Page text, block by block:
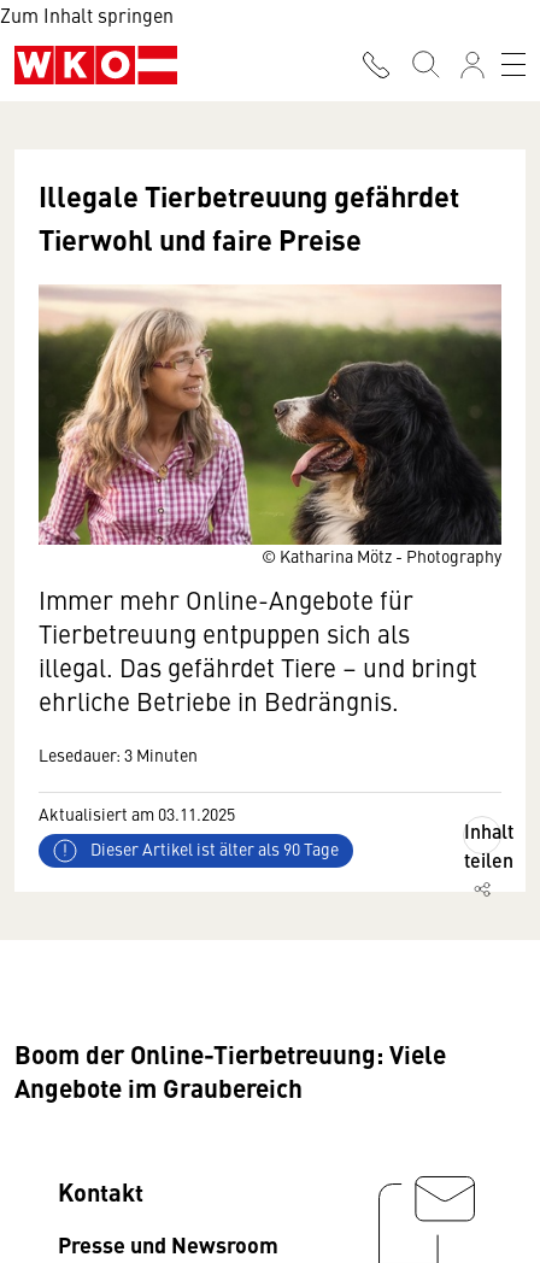
Zum Inhalt springen
© Katharina Mötz - Photography
Illegale Tierbetreuung gefährdet
Tierwohl und faire Preise
Immer mehr Online-Angebote für
Tierbetreuung entpuppen sich als
illegal. Das gefährdet Tiere – und bringt
ehrliche Betriebe in Bedrängnis.
Lesedauer: 3 Minuten
Aktualisiert am 03.11.2025
Dieser Artikel ist älter als 90 Tage
Inhalt
teilen
Boom der Online-Tierbetreuung: Viele
Angebote im Graubereich
Kontakt
Presse und Newsroom